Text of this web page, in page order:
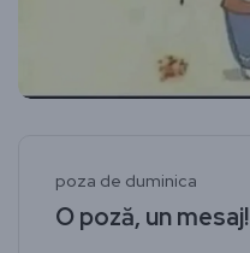
poza de duminica
O poză, un mesaj!